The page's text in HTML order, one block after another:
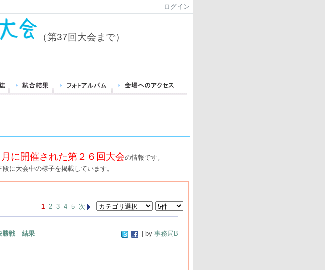
ログイン
（第37回大会まで）
に開催された第２６回大会の情報です。
に大会中の様子を掲載しています。
1 2 3 4 5 次
勝戦 結果 | by 事務局B